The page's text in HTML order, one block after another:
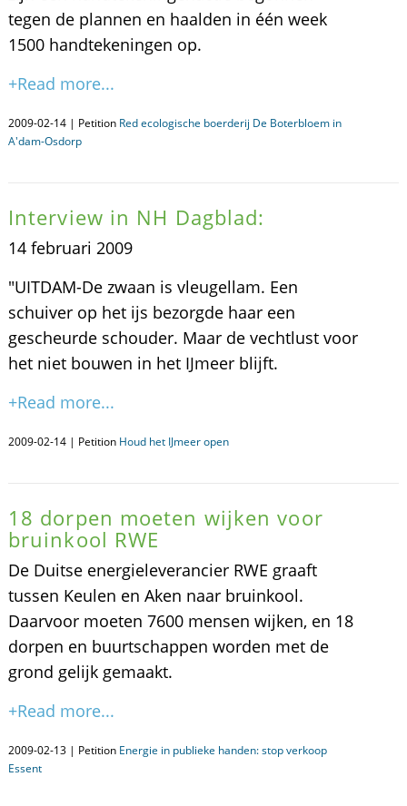
tegen de plannen en haalden in één week
1500 handtekeningen op.
+Read more...
2009-02-14 | Petition Red ecologische boerderij De Boterbloem in
A'dam-Osdorp
Interview in NH Dagblad:
14 februari 2009
"UITDAM-De zwaan is vleugellam. Een
schuiver op het ijs bezorgde haar een
gescheurde schouder. Maar de vechtlust voor
het niet bouwen in het IJmeer blijft.
+Read more...
2009-02-14 | Petition Houd het IJmeer open
18 dorpen moeten wijken voor
bruinkool RWE
De Duitse energieleverancier RWE graaft
tussen Keulen en Aken naar bruinkool.
Daarvoor moeten 7600 mensen wijken, en 18
dorpen en buurtschappen worden met de
grond gelijk gemaakt.
+Read more...
2009-02-13 | Petition Energie in publieke handen: stop verkoop
Essent